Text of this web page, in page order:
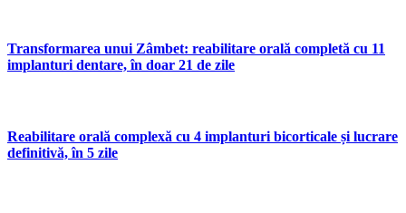
Transformarea unui Zâmbet: reabilitare orală completă cu 11
implanturi dentare, în doar 21 de zile
Reabilitare orală complexă cu 4 implanturi bicorticale și lucrare
definitivă, în 5 zile